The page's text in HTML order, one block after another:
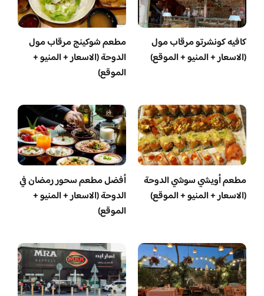
كافيه كونشرتو مرقاب مول
(الاسعار + المنيو + الموقع)
مطعم شوكينج مرقاب مول
الدوحة (الاسعار + المنيو +
الموقع)
مطعم أويشي سوشي الدوحة
(الاسعار + المنيو + الموقع)
أفضل مطعم سحور رمضان في
الدوحة (الاسعار + المنيو +
الموقع)